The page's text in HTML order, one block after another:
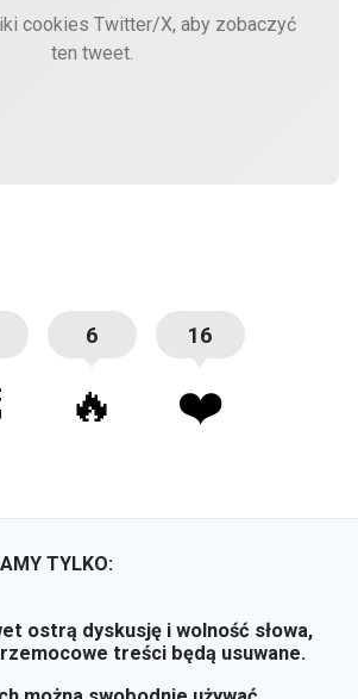
cookies Twitter/X, aby zobaczyć
ten tweet.
6
🔥
16
❤️
TYLKO:
ostrą dyskusję i wolność słowa,
treści będą usuwane.